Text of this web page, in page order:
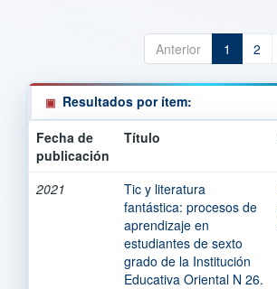
Anterior 1 2
Resultados por ítem:
Fecha de
publicación
Título
2021
Tic y literatura
fantástica: procesos de
aprendizaje en
estudiantes de sexto
grado de la Institución
Educativa Oriental N 26.